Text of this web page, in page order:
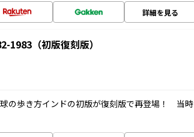
詳細を見る
1983（初版復刻版）
の歩き方インドの初版が復刻版で再登場！ 当時